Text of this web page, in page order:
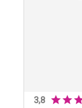
Fin screw,
3,8